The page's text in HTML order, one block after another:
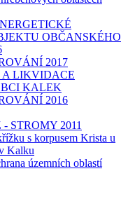
OBČANSKÉHO
2017
A LIKVIDACE
KALEK
2016
- STROMY 2011
s korpusem Krista u
Kalku
územních oblastí